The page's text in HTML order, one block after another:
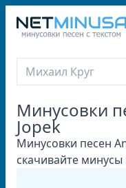
Минусовки
Jopek
Минусовки песен
скачивайте